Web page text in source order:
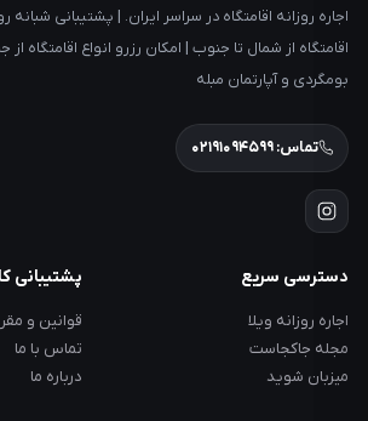
اجاره روزانه اقامتگاه در سراسر ایران. | پشتیبانی شبانه
اقامتگاه از شمال تا جنوب | امکان رزرو انواع اقامتگاه از
بومگردی و آپارتمان مبله
تماس: ۰۲۱۹۱۰۹۴۵۹۹
دسترسی سریع
اجاره روزانه ویلا
مجله جاکجاست
میزبان شوید
پشتیبانی
قوانین و
تماس با ما
درباره ما